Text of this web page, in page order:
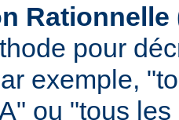
pour
exemple,
ou "tous